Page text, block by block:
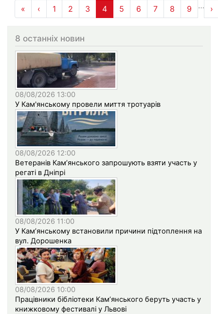
Розбивка
на
сторінки
« « Перша
‹ 1 2 3 4 5 6 7 8 9 … ›
8 останніх новин
08/08/2026 13:00
У Кам'янському провели миття тротуарів
08/08/2026 12:00
Ветеранів Кам’янського запрошують взяти участь у
регаті в Дніпрі
08/08/2026 11:00
У Кам’янському встановили причини підтоплення на
вул. Дорошенка
08/08/2026 10:00
Працівники бібліотеки Кам’янського беруть участь у
книжковому фестивалі у Львові